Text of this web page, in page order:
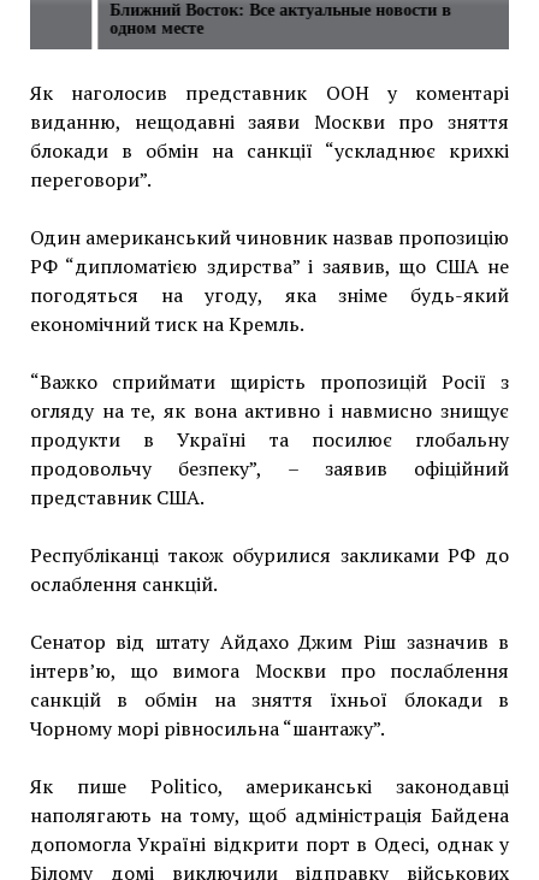
Ближний Восток: Все актуальные новости в
одном месте
Як наголосив представник ООН у коментарі
виданню, нещодавні заяви Москви про зняття
блокади в обмін на санкції “ускладнює крихкі
переговори”.
Один американський чиновник назвав пропозицію
РФ “дипломатією здирства” і заявив, що США не
погодяться на угоду, яка зніме будь-який
економічний тиск на Кремль.
“Важко сприймати щирість пропозицій Росії з
огляду на те, як вона активно і навмисно знищує
продукти в Україні та посилює глобальну
продовольчу безпеку”, – заявив офіційний
представник США.
Республіканці також обурилися закликами РФ до
ослаблення санкцій.
Сенатор від штату Айдахо Джим Ріш зазначив в
інтерв’ю, що вимога Москви про послаблення
санкцій в обмін на зняття їхньої блокади в
Чорному морі рівносильна “шантажу”.
Як пише Politico, американські законодавці
наполягають на тому, щоб адміністрація Байдена
допомогла Україні відкрити порт в Одесі, однак у
Білому домі виключили відправку військових